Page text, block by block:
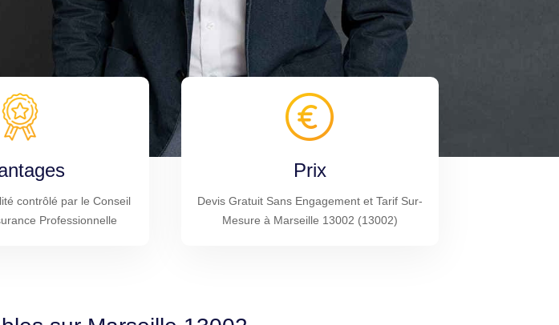
contrôlé par le Conseil
Professionnelle
Prix
Devis Gratuit Sans Engagement et Tarif Sur-
Mesure à Marseille 13002 (13002)